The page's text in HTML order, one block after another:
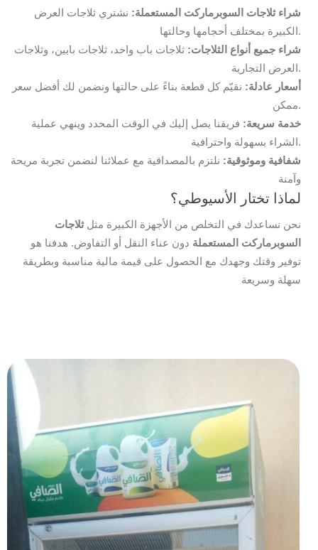
شراء ثلاجات السوبرماركت المستعملة: نشتري ثلاجات العرض
الكبيرة بمختلف أحجامها وحالتها.
شراء جميع أنواع الثلاجات: ثلاجات باب واحد، ثلاجات بابين، وثلاجات
العرض التجارية.
أسعار عادلة: نقيّم كل قطعة بناءً على حالتها ونضمن لك أفضل سعر
ممكن.
خدمة سريعة: فريقنا يصل إليك في الوقت المحدد وينهي عملية
الشراء بسهولة واحترافية.
شفافية وموثوقية: نلتزم بالمصداقية مع عملائنا لنضمن تجربة مريحة
وآمنة
لماذا تختار الأسيوطي؟
نحن نساعدك في التخلص من الأجهزة الكبيرة مثلثلاجات
السوبرماركت المستعملة دون عناء النقل أو التفاوض. هدفنا هو
توفير وقتك وجهدك مع الحصول على قيمة مالية مناسبة وبطريقة
سهلة وسريعة